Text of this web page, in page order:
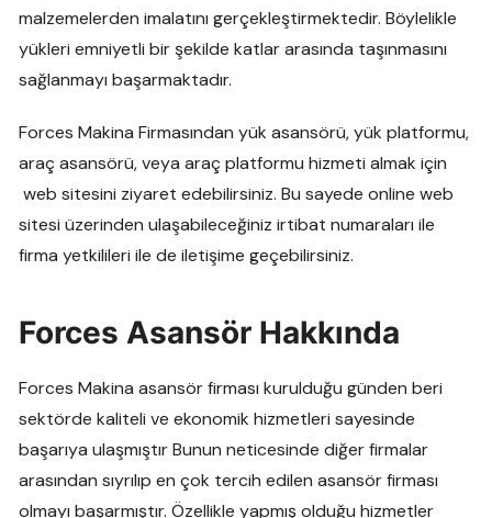
malzemelerden imalatını gerçekleştirmektedir. Böylelikle
yükleri emniyetli bir şekilde katlar arasında taşınmasını
sağlanmayı başarmaktadır.
Forces Makina Firmasından yük asansörü, yük platformu,
araç asansörü, veya araç platformu hizmeti almak için
web sitesini ziyaret edebilirsiniz. Bu sayede online web
sitesi üzerinden ulaşabileceğiniz irtibat numaraları ile
firma yetkilileri ile de iletişime geçebilirsiniz.
Forces Asansör Hakkında
Forces Makina asansör firması kurulduğu günden beri
sektörde kaliteli ve ekonomik hizmetleri sayesinde
başarıya ulaşmıştır Bunun neticesinde diğer firmalar
arasından sıyrılıp en çok tercih edilen asansör firması
olmayı başarmıştır. Özellikle yapmış olduğu hizmetler